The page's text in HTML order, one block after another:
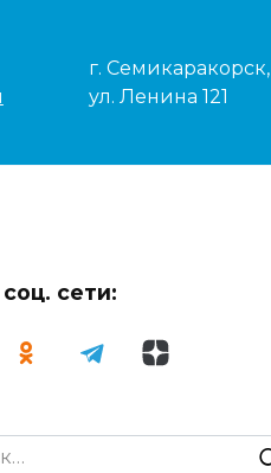
г. Семикаракорск,
ул. Ленина 121
сети: